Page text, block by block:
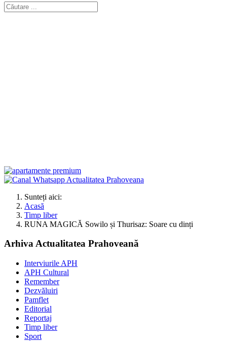
Sunteți aici:
Acasă
Timp liber
RUNA MAGICĂ Sowilo și Thurisaz: Soare cu dinți
Arhiva Actualitatea Prahoveană
Interviurile APH
APH Cultural
Remember
Dezvăluiri
Pamflet
Editorial
Reportaj
Timp liber
Sport